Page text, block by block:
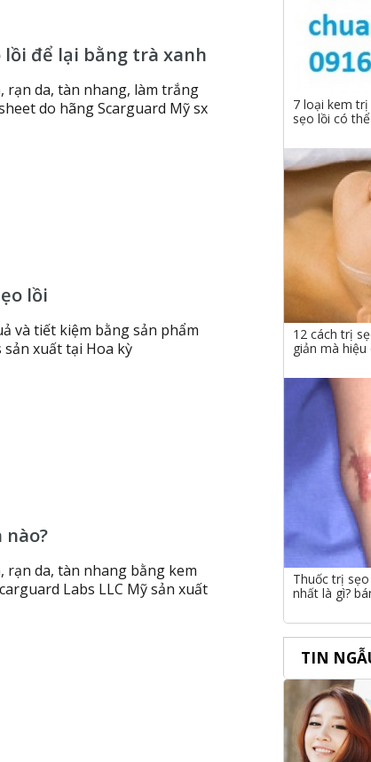
để lại bằng trà xanh
rạn da, tàn nhang, làm trắng
do hãng Scarguard Mỹ sx
lồi
và tiết kiệm bằng sản phẩm
sản xuất tại Hoa kỳ
rạn da, tàn nhang bằng kem
Labs LLC Mỹ sản xuất
7 loại kem
sẹo lồi có
12 cách trị
giản mà hiệu
Thuốc trị
nhất là gì?
TIN